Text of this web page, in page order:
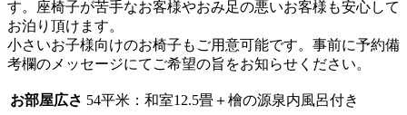
す。座椅子が苦手なお客様やおみ足の悪いお客様も安心して
お泊り頂けます。
小さいお子様向けのお椅子もご用意可能です。事前に予約備
考欄のメッセージにてご希望の旨をお知らせください。
お部屋広さ 54平米：和室12.5畳＋檜の源泉内風呂付き